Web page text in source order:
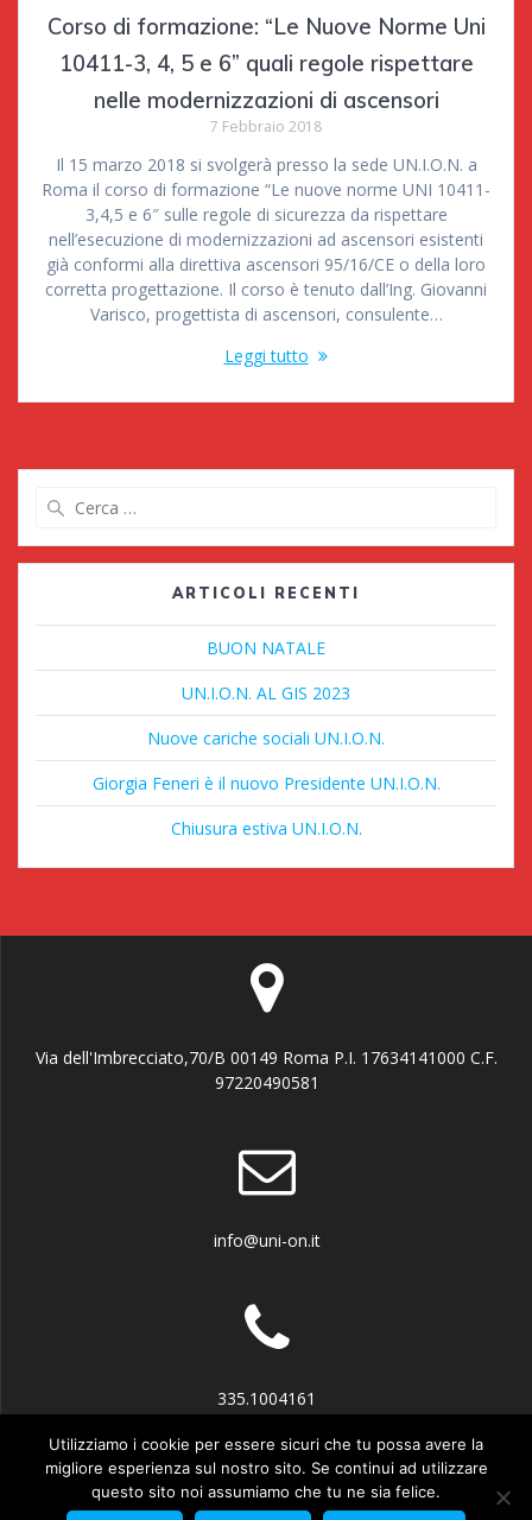
Corso di formazione: “Le Nuove Norme Uni
10411-3, 4, 5 e 6” quali regole rispettare
nelle modernizzazioni di ascensori
7 Febbraio 2018
Il 15 marzo 2018 si svolgerà presso la sede UN.I.O.N. a
Roma il corso di formazione “Le nuove norme UNI 10411-
3,4,5 e 6″ sulle regole di sicurezza da rispettare
nell’esecuzione di modernizzazioni ad ascensori esistenti
già conformi alla direttiva ascensori 95/16/CE o della loro
corretta progettazione. Il corso è tenuto dall’Ing. Giovanni
Varisco, progettista di ascensori, consulente…
Leggi tutto
ARTICOLI RECENTI
BUON NATALE
UN.I.O.N. AL GIS 2023
Nuove cariche sociali UN.I.O.N.
Giorgia Feneri è il nuovo Presidente UN.I.O.N.
Chiusura estiva UN.I.O.N.
Via dell'Imbrecciato,70/B 00149 Roma P.I. 17634141000 C.F.
97220490581
info@uni-on.it
335.1004161
Utilizziamo i cookie per essere sicuri che tu possa avere la
migliore esperienza sul nostro sito. Se continui ad utilizzare
questo sito noi assumiamo che tu ne sia felice.